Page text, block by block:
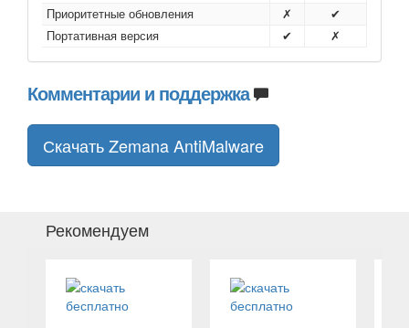
Приоритетные обновления
✗
✔
Портативная версия
✔ ✗
Комментарии и поддержка
Скачать Zemana AntiMalware
Рекомендуем